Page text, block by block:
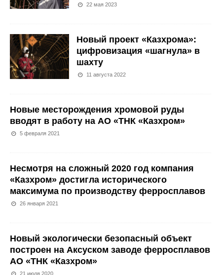
22 мая 2023
Новый проект «Казхрома»:
цифровизация «шагнула» в
шахту
11 августа 2022
Новые месторождения хромовой руды
вводят в работу на АО «ТНК «Казхром»
5 февраля 2021
Несмотря на сложный 2020 год компания
«Казхром» достигла исторического
максимума по производству ферросплавов
26 января 2021
Новый экологически безопасный объект
построен на Аксуском заводе ферросплавов
АО «ТНК «Казхром»
21 июля 2020